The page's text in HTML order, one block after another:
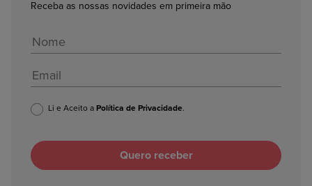
Receba as nossas novidades em primeira mão
Li e Aceito a Política de Privacidade